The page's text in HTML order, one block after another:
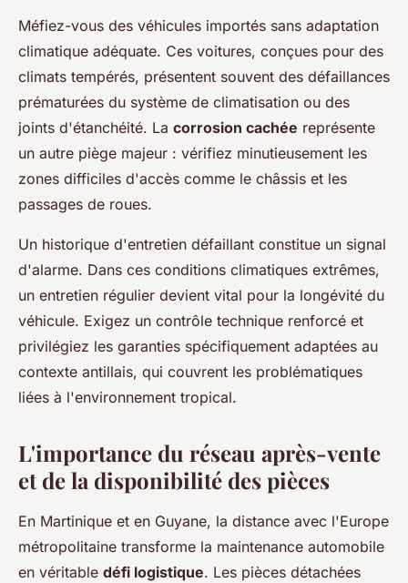
Méfiez-vous des véhicules importés sans adaptation
climatique adéquate. Ces voitures, conçues pour des
climats tempérés, présentent souvent des défaillances
prématurées du système de climatisation ou des
joints d'étanchéité. La corrosion cachée représente
un autre piège majeur : vérifiez minutieusement les
zones difficiles d'accès comme le châssis et les
passages de roues.
Un historique d'entretien défaillant constitue un signal
d'alarme. Dans ces conditions climatiques extrêmes,
un entretien régulier devient vital pour la longévité du
véhicule. Exigez un contrôle technique renforcé et
privilégiez les garanties spécifiquement adaptées au
contexte antillais, qui couvrent les problématiques
liées à l'environnement tropical.
L'importance du réseau après-vente
et de la disponibilité des pièces
En Martinique et en Guyane, la distance avec l'Europe
métropolitaine transforme la maintenance automobile
en véritable défi logistique. Les pièces détachées